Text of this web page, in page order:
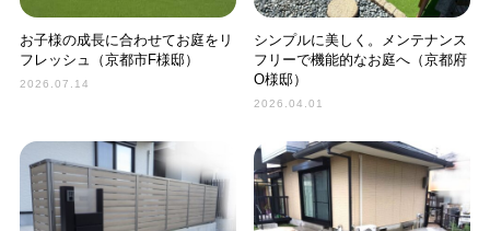
お子様の成長に合わせてお庭をリ
フレッシュ（京都市F様邸）
2026.07.14
シンプルに美しく。メンテナンス
フリーで機能的なお庭へ（京都府
O様邸）
2026.04.01